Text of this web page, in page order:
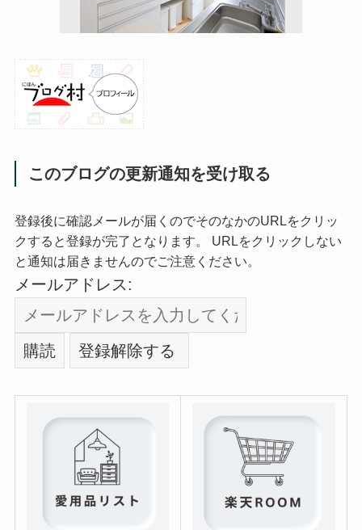
このブログの更新通知を受け取る
登録後に確認メールが届くのでそのなかのURLをクリッ
クすると登録が完了となります。 URLをクリックしない
と通知は届きませんのでご注意ください。
メールアドレス: